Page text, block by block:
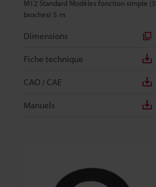
M12 Standard Modèles fonction simple (5
broches) 5 m
Dimensions
Fiche technique
CAO / CAE
Manuels